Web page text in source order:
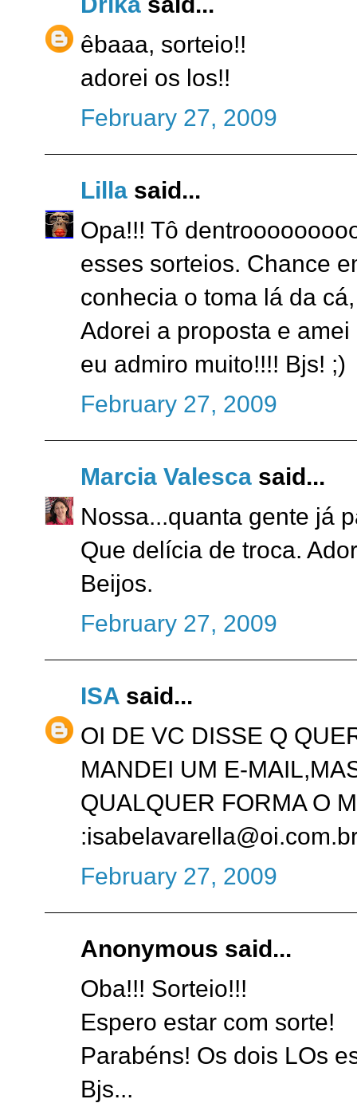
êbaaa, sorteio!!
adorei os los!!
February 27, 2009
Lilla said...
Opa!!! Tô
esses sorteios. Chance
conhecia o toma lá da
Adorei a proposta e
eu admiro muito!!!! Bjs! ;)
February 27, 2009
Marcia Valesca said...
Nossa...quanta gente já
Que delícia de troca.
Beijos.
February 27, 2009
ISA said...
OI DE VC DISSE Q
MANDEI UM E-
QUALQUER FORMA O
February 27, 2009
Anonymous said...
Oba!!! Sorteio!!!
Espero estar com sorte!
Parabéns! Os dois LOs
Bjs...